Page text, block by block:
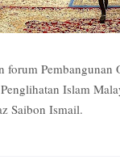
forum
Islam
Saibon Ismail.